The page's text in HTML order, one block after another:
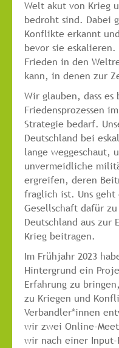
Welt akut von Krieg
bedroht sind. Dabei
Konflikte erkannt
bevor sie
Frieden in den
kann, in denen zur
Wir glauben, dass
Friedensprozessen
Strategie bedarf.
Deutschland bei
lange weggeschaut,
unvermeidliche
ergreifen, deren
fraglich ist. Uns geht
Gesellschaft dafür
Deutschland aus zur
Krieg beitragen.
Im Frühjahr 2023
Hintergrund ein
Erfahrung zu
zu Kriegen und
Verbandler*innen
wir zwei Online-
wir nach einer Input-